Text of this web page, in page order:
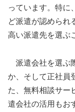
っています。特に
ど派遣が認められ
高い派遣先を選ぶ
派遣会社を選ぶ
か、そして正社員
た、無料相談サー
遣会社の活用もお